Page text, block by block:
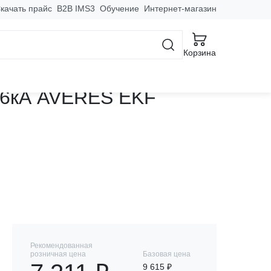
прайс B2B IMS3 Обучение Интернет-магазин
Корзина
DVA-6 1P+N 20А
AVERES EKF
Рекомендованная
розничная цена
Базовая цена
9 615 ₽